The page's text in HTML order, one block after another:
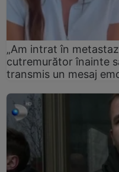
„Am intrat în
cutremurător înainte
transmis un mesaj